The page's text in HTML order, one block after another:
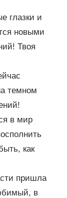
глазки и
новыми
Твоя
темном
в мир
как
пришла
в